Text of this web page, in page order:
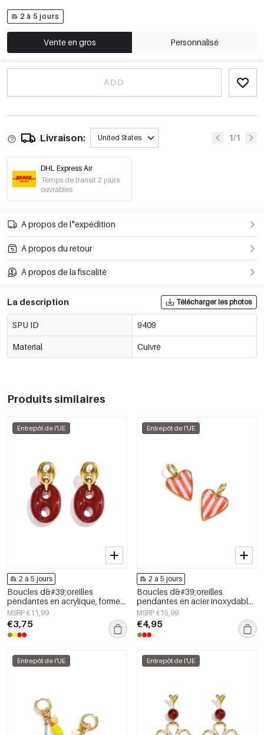
2 à 5 jours
Vente en gros Personnalisé
ADD
Livraison: United States 1/1
DHL Express Air
Temps de transit 2 jours
ouvrables
À propos de l"expédition
À propos du retour
À propos de la fiscalité
La description Télécharger les photos
SPU ID 9409
Material Cuivré
Produits similaires
Entrepôt de l'UE
2 à 5 jours
Boucles d&#39;oreilles
pendantes en acrylique, forme
géométrique, collection simple
et décontractée pour femmes
MSRP €11,99
€3,75
Entrepôt de l'UE
2 à 5 jours
Boucles d&#39;oreilles
pendantes en acier inoxydable
en forme de cœur, collection
Daily Simple, bijoux pour
femmes
MSRP €15,99
€4,95
Entrepôt de l'UE Entrepôt de l'UE